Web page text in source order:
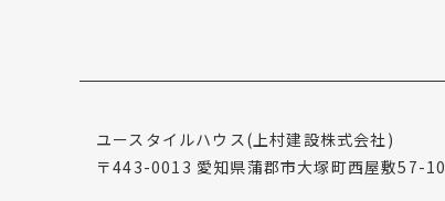
ユースタイルハウス(上村建設株式会社)
〒443-0013 愛知県蒲郡市大塚町西屋敷57-10